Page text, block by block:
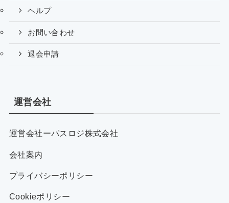
ヘルプ
お問い合わせ
退会申請
運営会社
運営会社ーパスロジ株式会社
会社案内
プライバシーポリシー
Cookieポリシー